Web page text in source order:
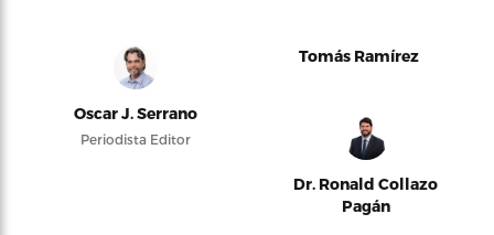
Oscar J. Serrano
Periodista Editor
Tomás Ramírez
Dr. Ronald Collazo
Pagán